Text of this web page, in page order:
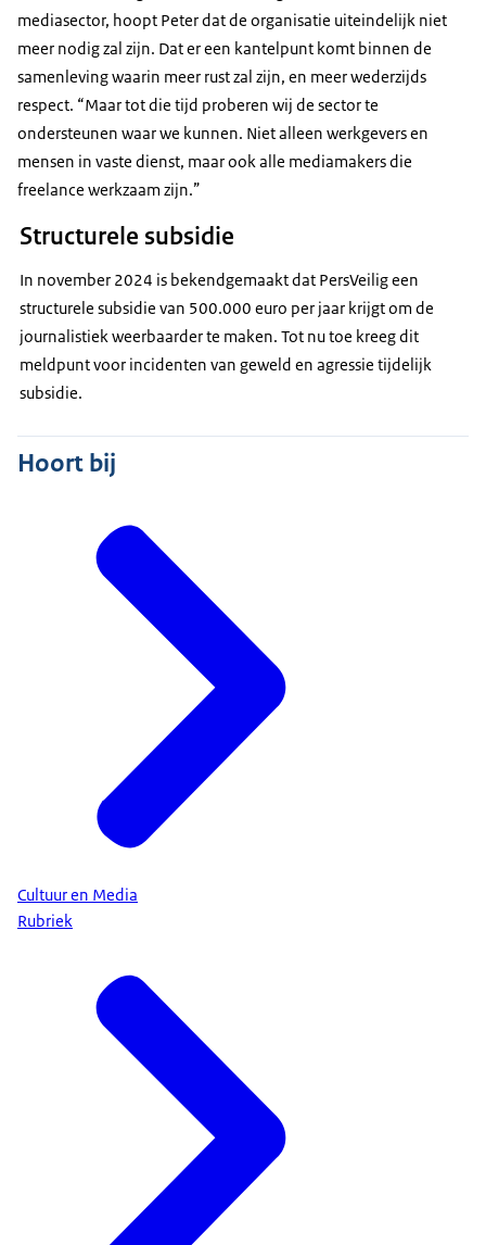
mediasector, hoopt Peter dat de organisatie uiteindelijk niet
meer nodig zal zijn. Dat er een kantelpunt komt binnen de
samenleving waarin meer rust zal zijn, en meer wederzijds
respect. “Maar tot die tijd proberen wij de sector te
ondersteunen waar we kunnen. Niet alleen werkgevers en
mensen in vaste dienst, maar ook alle mediamakers die
freelance werkzaam zijn.”
Structurele subsidie
In november 2024 is bekendgemaakt dat PersVeilig een
structurele subsidie van 500.000 euro per jaar krijgt om de
journalistiek weerbaarder te maken. Tot nu toe kreeg dit
meldpunt voor incidenten van geweld en agressie tijdelijk
subsidie.
Hoort bij
Cultuur en Media
Rubriek